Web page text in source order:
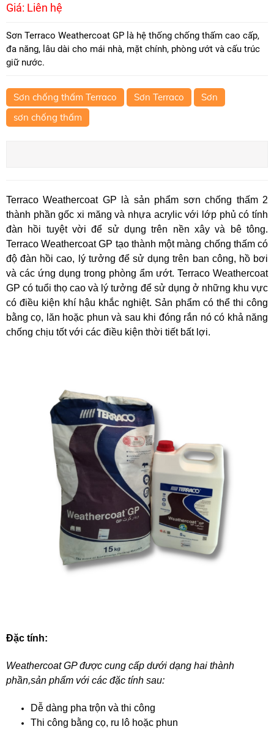
Giá: Liên hệ
Sơn Terraco Weathercoat GP là hệ thống chống thấm cao cấp,
đa năng, lâu dài cho mái nhà, mặt chính, phòng ướt và cấu trúc
giữ nước.
Sơn chống thấm Terraco Sơn Terraco
Sơn
sơn chống thấm
Terraco Weathercoat GP là sản phẩm sơn chống thấm 2
thành phần gốc xi măng và nhựa acrylic với lớp phủ có tính
đàn hồi tuyệt vời để sử dụng trên nền xây và bê tông.
Terraco Weathercoat GP tạo thành một màng chống thấm có
độ đàn hồi cao, lý tưởng để sử dụng trên ban công, hồ bơi
và các ứng dụng trong phòng ẩm ướt. Terraco Weathercoat
GP có tuổi thọ cao và lý tưởng để sử dụng ở những khu vực
có điều kiện khí hậu khắc nghiệt. Sản phẩm có thể thi công
bằng cọ, lăn hoặc phun và sau khi đóng rắn nó có khả năng
chống chịu tốt với các điều kiện thời tiết bất lợi.
Đặc tính:
Weathercoat GP được cung cấp dưới dạng hai thành
phần,sản phẩm với các đặc tính sau:
Dễ dàng pha trộn và thi công
Thi công bằng cọ, ru lô hoặc phun